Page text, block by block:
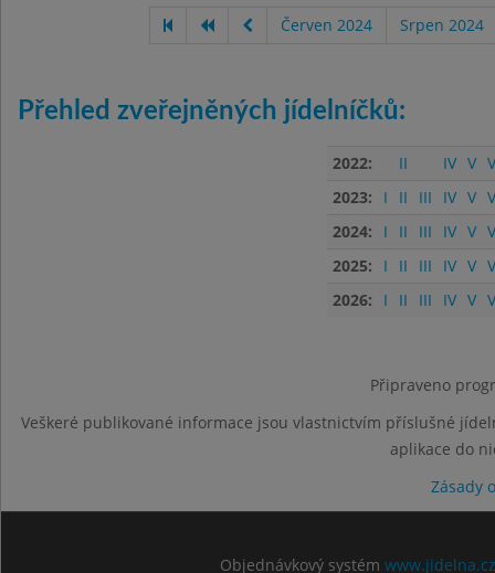
Červen 2024 Srpen 2024
Přehled zveřejněných jídelníčků:
2022: II IV V
2023:
I II III IV V
2024:
I II III IV V
2025:
I II III IV V
2026:
I II III IV V
Připraveno
Veškeré publikované informace jsou vlastnictvím příslušné
aplikace do
Zásady
Objednávkový systém www.jidelna.cz